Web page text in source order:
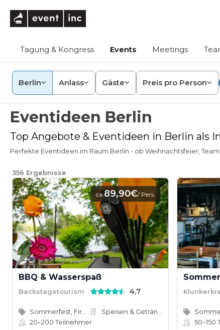
Tagung & Kongress Events Meetings
Berlin Anlass Gäste Preis pro Person
Eventideen Berlin
Top Angebote & Eventideen in Berlin als
Perfekte Eventideen im Raum Berlin - ob Weihnachtsfeier,
356 Ergebnisse
ca.89,90€/ Pers.
BBQ & Wasserspaß
Backstagetourism 4,7
20–200Teilnehmer
50–150